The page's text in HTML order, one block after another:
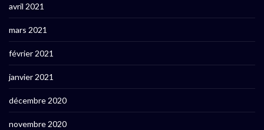
avril 2021
mars 2021
février 2021
janvier 2021
décembre 2020
novembre 2020